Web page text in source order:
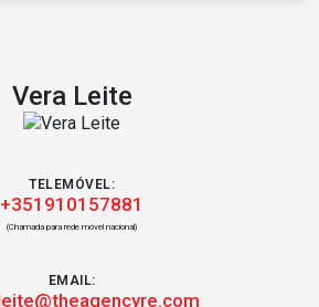
Vera Leite
TELEMÓVEL:
+351910157881
(Chamada para rede móvel nacional)
EMAIL: